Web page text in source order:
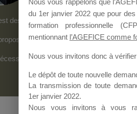
destiné aux Organismes de Formation
un forum dédié au support sur
d’êtreinscrit(e)pour pouvoir
du 1er janvier 2022 que pour
formation professionnelle
mentionnant l’AGEFICE comme
Nous vous invitons donc à
Le dépôt de toute nouvelle
La transmission de toute
1er janvier 2022.
Nous vous invitons à vous